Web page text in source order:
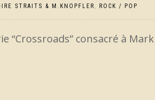
STRAITS & M.KNOPFLER , ROCK / POP
“Crossroads” consacré à Mark